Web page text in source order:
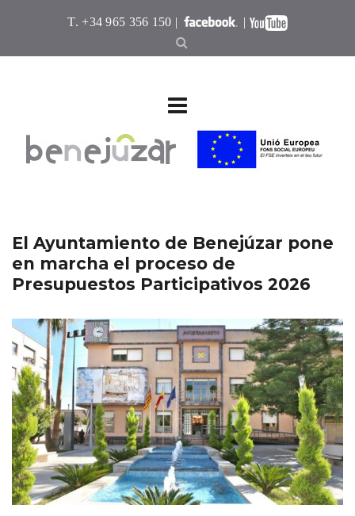
T. +34 965 356 150 | |
El Ayuntamiento de Benejúzar pone
en marcha el proceso de
Presupuestos Participativos 2026